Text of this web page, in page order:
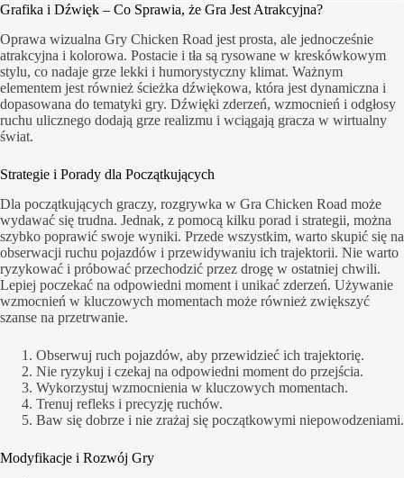
Grafika i Dźwięk – Co Sprawia, że Gra Jest Atrakcyjna?
Oprawa wizualna Gry Chicken Road jest prosta, ale jednocześnie
atrakcyjna i kolorowa. Postacie i tła są rysowane w kreskówkowym
stylu, co nadaje grze lekki i humorystyczny klimat. Ważnym
elementem jest również ścieżka dźwiękowa, która jest dynamiczna i
dopasowana do tematyki gry. Dźwięki zderzeń, wzmocnień i odgłosy
ruchu ulicznego dodają grze realizmu i wciągają gracza w wirtualny
świat.
Strategie i Porady dla Początkujących
Dla początkujących graczy, rozgrywka w Gra Chicken Road może
wydawać się trudna. Jednak, z pomocą kilku porad i strategii, można
szybko poprawić swoje wyniki. Przede wszystkim, warto skupić się na
obserwacji ruchu pojazdów i przewidywaniu ich trajektorii. Nie warto
ryzykować i próbować przechodzić przez drogę w ostatniej chwili.
Lepiej poczekać na odpowiedni moment i unikać zderzeń. Używanie
wzmocnień w kluczowych momentach może również zwiększyć
szanse na przetrwanie.
Obserwuj ruch pojazdów, aby przewidzieć ich trajektorię.
Nie ryzykuj i czekaj na odpowiedni moment do przejścia.
Wykorzystuj wzmocnienia w kluczowych momentach.
Trenuj refleks i precyzję ruchów.
Baw się dobrze i nie zrażaj się początkowymi niepowodzeniami.
Modyfikacje i Rozwój Gry